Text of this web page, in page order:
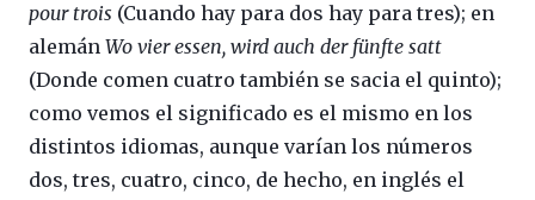
pour trois (Cuando hay para dos hay para tres); en
alemán Wo vier essen, wird auch der fünfte satt
(Donde comen cuatro también se sacia el quinto);
como vemos el significado es el mismo en los
distintos idiomas, aunque varían los números
dos, tres, cuatro, cinco, de hecho, en inglés el